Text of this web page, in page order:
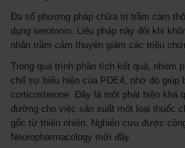
Đa số phương pháp chữa trị trầm cảm
dụng serotonin. Liệu pháp này đôi khi
nhân trầm cảm thuyên giảm các triệu
Trong quá trình phân tích kết quả, nhóm
chế sự biểu hiện của PDE4, nhờ đó giúp
corticosterone. Đây là một phát hiện khá
đường cho việc sản xuất một loại thuốc
gốc từ thiên nhiên. Nghiên cứu được
Neuropharmacology mới đây.